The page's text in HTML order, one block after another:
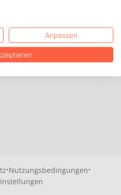
·Nutzungsbedingungen·
Anpassen